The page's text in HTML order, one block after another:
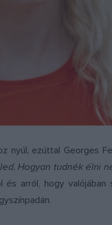
nyúl, ezúttal Georges
,Hogyan tudnék élni
arról, hogy valójában